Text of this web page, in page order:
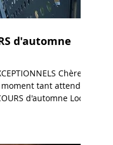
d'automne
Chères
tant attendu
d'automne Look